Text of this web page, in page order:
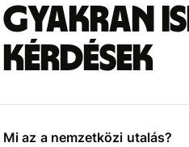
Gyakran
kérdések
Mi az a nemzetközi utalás?